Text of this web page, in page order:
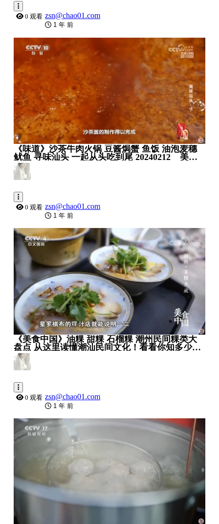
0 观看 zsn@chao01.com
1 年 前
《味道》沙茶牛肉火锅 豆酱焗蟹 鱼饭 油泡麦穗
鱿鱼 寻味汕头 一起从头吃到尾 20240212 _ 美食
中国 Tasty China
0 观看 zsn@chao01.com
1 年 前
0:26:33
《美食中国》油粿 甜粿 石榴粿 潮州民间粿类大
盘点 从这里读懂潮汕民间文化！看看你知多少
20210713 _ 美食中国 Tasty China
0 观看 zsn@chao01.com
1 年 前
0:10:00